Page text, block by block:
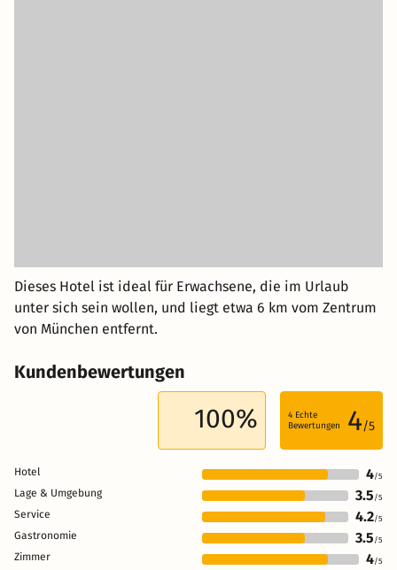
Dieses Hotel ist ideal für Erwachsene, die im Urlaub
unter sich sein wollen, und liegt etwa 6 km vom Zentrum
von München entfernt.
Kundenbewertungen
100% 4 Echte
Bewertungen
4/5
Hotel 4/5
Lage & Umgebung 3.5 /5
Service 4.2/5
Gastronomie 3.5 /5
Zimmer 4/5